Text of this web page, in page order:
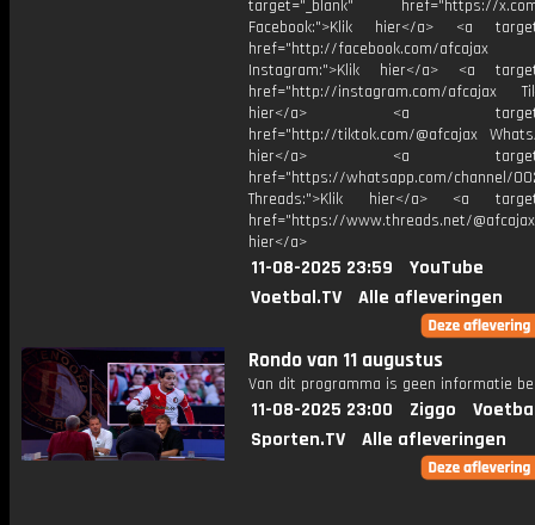
target="_blank" href="https://x.com/
Facebook:">Klik hier</a> <a
href="http://facebook.com/afcajax
Instagram:">Klik hier</a> <a
href="http://instagram.com/afcajax
hier</a> <a
href="http://tiktok.com/@afcajax
hier</a> <a
href="https://whatsapp.com/channel/
Threads:">Klik hier</a> <a
href="https://www.threads.net/
hier</a>
11-08-2025 23:59
YouTube
Voetbal.TV
Alle afleveringen
Rondo van 11 augustus
Van dit programma is geen informatie
11-08-2025 23:00 Ziggo
Sporten.TV
Alle afleveringen